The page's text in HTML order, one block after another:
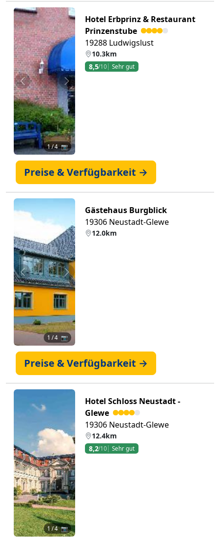
Zurück Weiter
1/ 4 📷
Hotel Erbprinz & Restaurant
Prinzenstube
19288 Ludwigslust
10.3km
8,5/10 Sehr gut
Preise & Verfügbarkeit →
Zurück Weiter
1 / 4 📷
Gästehaus Burgblick
19306 Neustadt-Glewe
12.0km
Preise & Verfügbarkeit →
Zurück Weiter
1/ 4 📷
Hotel Schloss Neustadt -
Glewe
19306 Neustadt-Glewe
12.4km
8,2/10 Sehr gut